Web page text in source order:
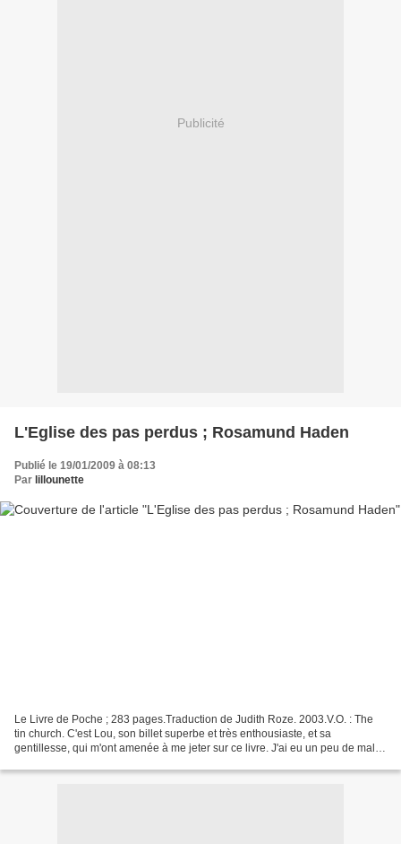
Publicité
L'Eglise des pas perdus ; Rosamund Haden
Publié le 19/01/2009 à 08:13
Par lillounette
Le Livre de Poche ; 283 pages.Traduction de Judith Roze. 2003.V.O. : The
tin church. C'est Lou, son billet superbe et très enthousiaste, et sa
gentillesse, qui m'ont amenée à me jeter sur ce livre. J'ai eu un peu de mal